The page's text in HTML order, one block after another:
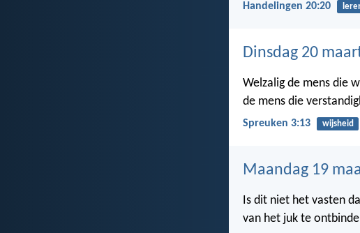
Handelingen 20:20
Dinsdag 20
Welzalig de mens die
de mens die
Spreuken 3:13 wijsheid
Maandag 19
Is dit niet het vasten
van het juk te